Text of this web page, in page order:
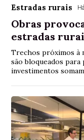
Estradas rurais
Obras
estradas
Trechos próximos à
são bloqueados
investimentos